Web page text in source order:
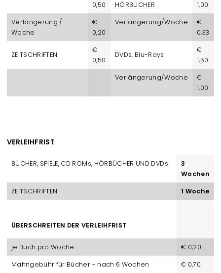
0,50
HÖRBÜCHER
1,00
Verlängerung /
Woche
€
0,20
Verlängerung/Woche
€
0,33
ZEITSCHRIFTEN
€
0,50
DVDs, Blu-Rays
€
1,50
Verlängerung/Woche
€
1,00
VERLEIHFRIST
BÜCHER, SPIELE, CD ROMs, HÖRBÜCHER UND DVDs
3
Wochen
ZEITSCHRIFTEN 1 Woche
ÜBERSCHREITEN DER VERLEIHFRIST
je Buch pro Woche € 0,20
Mahngebühr für Bücher - nach 6 Wochen € 0,70